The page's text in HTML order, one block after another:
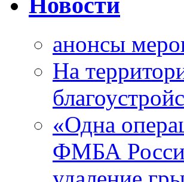
анонсы
На
«Одна
ФМБА